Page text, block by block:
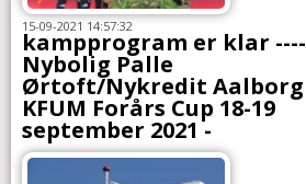
15-09-2021 14:57:32
kampprogram er klar ----
Nybolig Palle
Ørtoft/Nykredit Aalborg
KFUM Forårs Cup 18-19
september 2021 -